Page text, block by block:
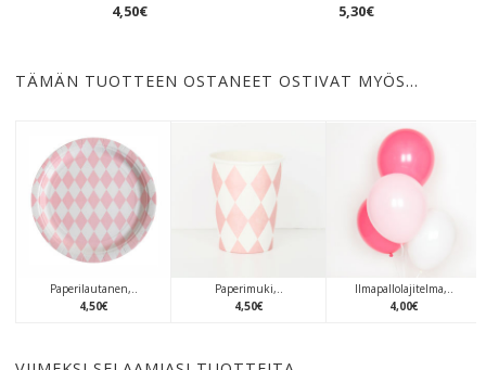
4,50€
5,30€
TÄMÄN TUOTTEEN OSTANEET OSTIVAT MYÖS…
Paperilautanen,..
4,50€
Paperimuki,..
4,50€
Ilmapallolajitelma,..
4,00€